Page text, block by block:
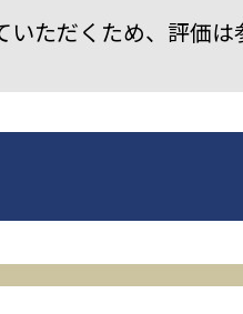
ただくため、評価は